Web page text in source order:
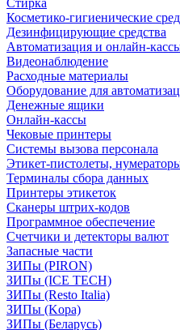
Стирка
Косметико-гигиенические
Дезинфицирующие средства
Автоматизация и онлайн-
Видеонаблюдение
Расходные материалы
Оборудование для
Денежные ящики
Онлайн-кассы
Чековые принтеры
Системы вызова персонала
Этикет-пистолеты,
Терминалы сбора данных
Принтеры этикеток
Сканеры штрих-кодов
Программное обеспечение
Счетчики и детекторы валют
Запасные части
ЗИПы (PIRON)
ЗИПы (ICE TECH)
ЗИПы (Resto Italia)
ЗИПы (Kopa)
ЗИПы (Беларусь)